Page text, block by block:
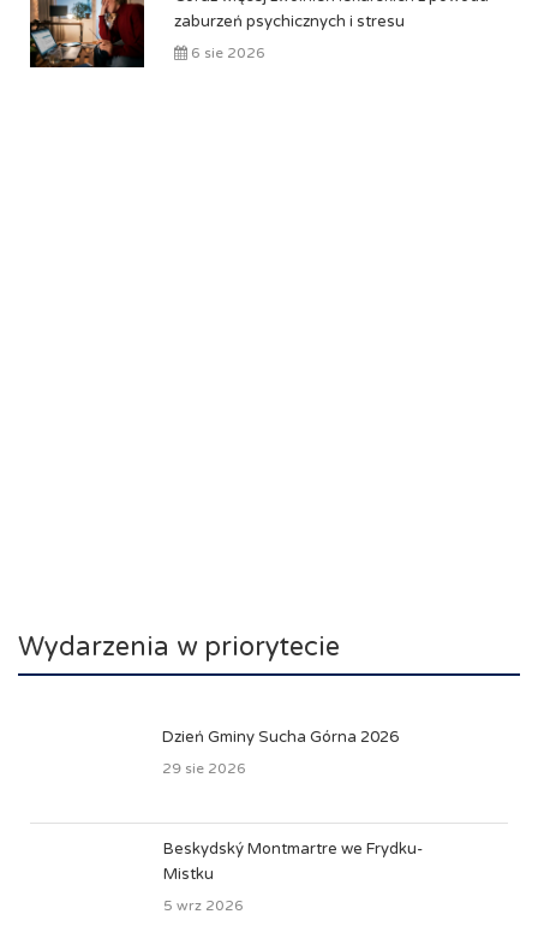
zaburzeń psychicznych i stresu
6 sie 2026
Wydarzenia w priorytecie
Dzień Gminy Sucha Górna 2026
29 sie 2026
Beskydský Montmartre we Frydku-
Mistku
5 wrz 2026